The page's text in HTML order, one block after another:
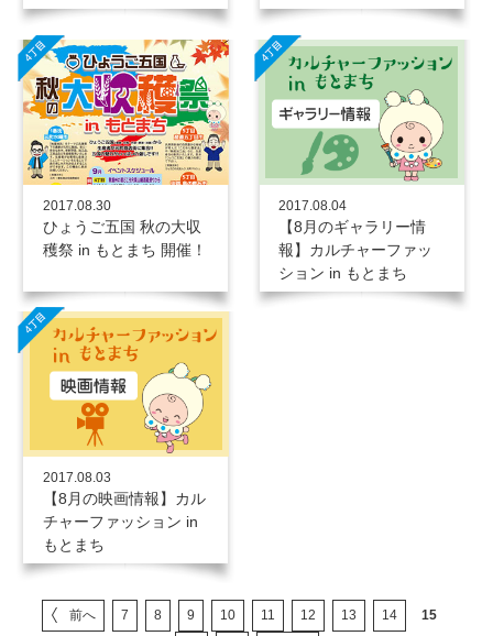
2017.08.30
ひょうご五国 秋の大収
穫祭 in もとまち 開催！
2017.08.04
【8月のギャラリー情
報】カルチャーファッ
ション in もとまち
2017.08.03
【8月の映画情報】カル
チャーファッション in
もとまち
前へ 7 8 9 10 11 12 13 14 15